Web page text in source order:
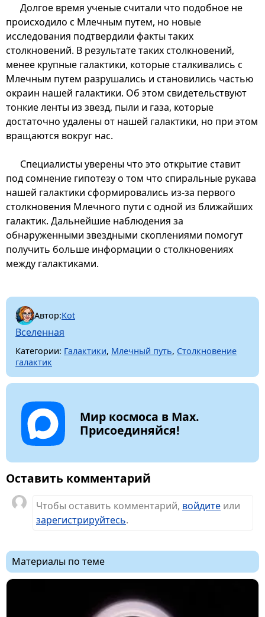
Долгое время ученые считали что подобное не
происходило с Млечным путем, но новые
исследования подтвердили факты таких
столкновений. В результате таких столкновений,
менее крупные галактики, которые сталкивались с
Млечным путем разрушались и становились частью
окраин нашей галактики. Об этом свидетельствуют
тонкие ленты из звезд, пыли и газа, которые
достаточно удалены от нашей галактики, но при этом
вращаются вокруг нас.
Специалисты уверены что это открытие ставит
под сомнение гипотезу о том что спиральные рукава
нашей галактики сформировались из-за первого
столкновения Млечного пути с одной из ближайших
галактик. Дальнейшие наблюдения за
обнаруженными звездными скоплениями помогут
получить больше информации о столкновениях
между галактиками.
Автор:Kot
Вселенная
Категории: Галактики, Млечный путь, Столкновение
галактик
Мир космоса в Max.
Присоединяйся!
Оставить комментарий
Чтобы оставить комментарий, войдите или
зарегистрируйтесь.
Материалы по теме